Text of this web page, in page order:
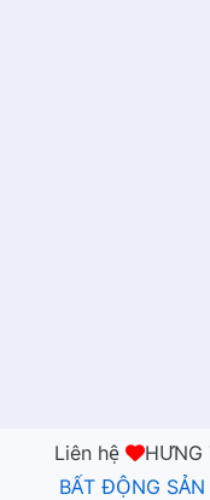
Liên hệ HƯNG
BẤT ĐỘNG